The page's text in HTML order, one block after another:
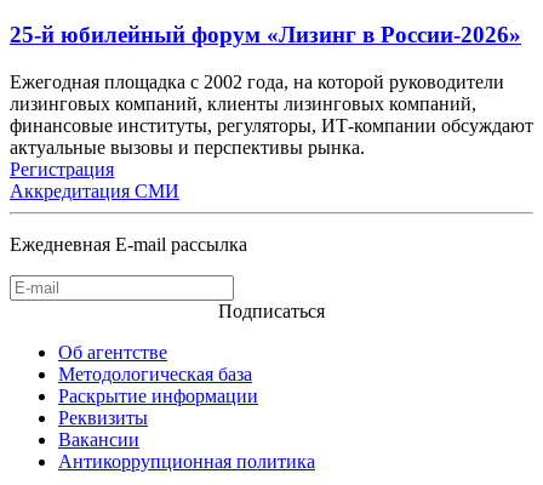
25-й юбилейный форум «Лизинг в России-2026»
Ежегодная площадка с 2002 года, на которой руководители
лизинговых компаний, клиенты лизинговых компаний,
финансовые институты, регуляторы, ИТ-компании обсуждают
актуальные вызовы и перспективы рынка.
Регистрация
Аккредитация СМИ
Ежедневная E-mail рассылка
Подписаться
Об агентстве
Методологическая база
Раскрытие информации
Реквизиты
Вакансии
Антикоррупционная политика